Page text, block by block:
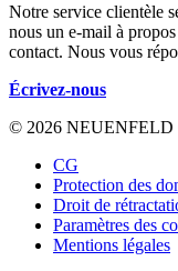
Notre service clientèle
nous un e-mail à
contact. Nous vous
Écrivez-nous
© 2026 NEUENFELD
CG
Protection des
Droit de
Paramètres des
Mentions légales